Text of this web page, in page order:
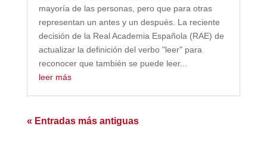
mayoría de las personas, pero que para otras
representan un antes y un después. La reciente
decisión de la Real Academia Española (RAE) de
actualizar la definición del verbo "leer" para
reconocer que también se puede leer...
leer más
« Entradas más antiguas